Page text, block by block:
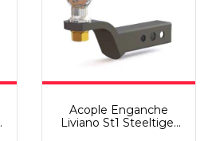
Acople Enganche
Liviano St1 Steeltiger